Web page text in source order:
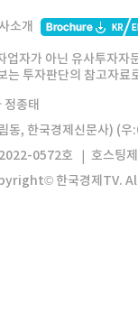
경제신문 한국경제
경제TV앱
소개
자가 아닌 유사투자
는 투자판단의 참고자
정종태
동, 한국경제신문사) (
0572호
호스팅
한국경제TV.